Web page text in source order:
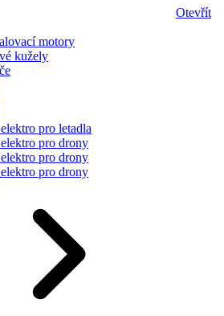
Otevřít
motory
kužely
pro letadla
pro drony
pro drony
pro drony